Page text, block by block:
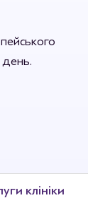
день.
клініки